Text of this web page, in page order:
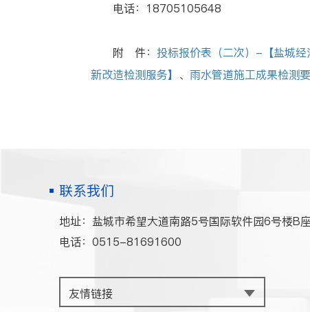
电话：18705105648
附 件： 投标报价表（二次）-【盐城经
新改造检测服务】 、 雨水管道施工成果检测
联系我们
地址：盐城市希望大道南路5号国际软件园6号楼B
电话：0515-81691600
友情链接